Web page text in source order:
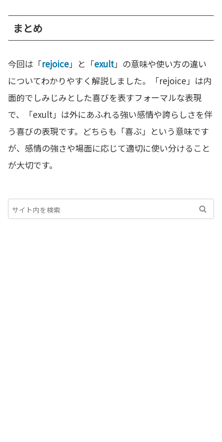
まとめ
今回は「rejoice」と「exult」の意味や使い方の違い
についてわかりやすく解説しました。「rejoice」は内
面的でしみじみとした喜びを表すフォーマルな表現
で、「exult」は外にあふれる強い感情や誇らしさを伴
う喜びの表現です。どちらも「喜ぶ」という意味です
が、感情の強さや場面に応じて適切に使い分けること
が大切です。